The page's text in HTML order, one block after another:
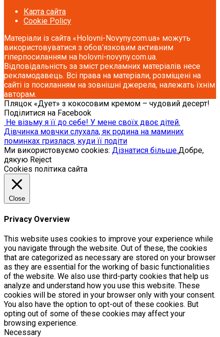
Карта сайта
Cookie Policy
Матеріали із сайта «Holovni-Novyny.com.ua» можуть
використовуватися з обов’язковим активним
гіперпосиланням на holovni-novyny.com.ua.
Відповідальність за зміст рекламних матеріалів несе
рекламодавець. Всі права на матеріали, розміщені на
сайті із посиланням на зовнішні джерела, належать їхнім
авторам.
Пляцок «Дует» з кокосовим кремом – чудовий десерт!
Поділитися на Facebook
Не візьму я її до себе! У мене своїх двоє дітей.
Дівчинка мовчки слухала, як родина на маминих
пoминкaх гризлася, куди її подіти
Ми використовуємо cookies: Дізнатися більше.Добре,
дякую Reject
Cookies політика сайта
Close
Privacy Overview
This website uses cookies to improve your experience while
you navigate through the website. Out of these, the cookies
that are categorized as necessary are stored on your browser
as they are essential for the working of basic functionalities
of the website. We also use third-party cookies that help us
analyze and understand how you use this website. These
cookies will be stored in your browser only with your consent.
You also have the option to opt-out of these cookies. But
opting out of some of these cookies may affect your
browsing experience.
Necessary